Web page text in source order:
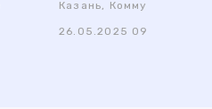
Казань, Коммунаров 1/6
26.05.2025 09:30